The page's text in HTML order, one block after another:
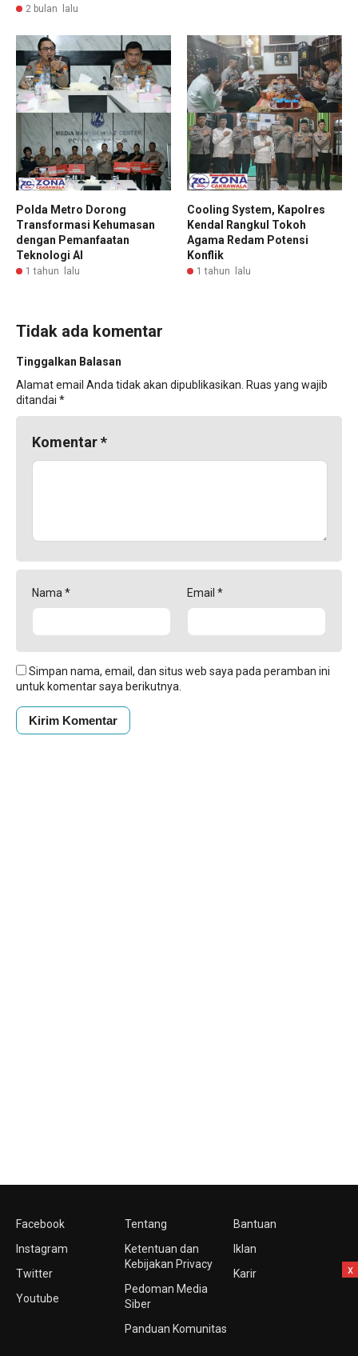
2 bulan lalu
Polda Metro Dorong
Transformasi Kehumasan
dengan Pemanfaatan
Teknologi AI
1 tahun lalu
Cooling System, Kapolres
Kendal Rangkul Tokoh
Agama Redam Potensi
Konflik
1 tahun lalu
Tidak ada komentar
Tinggalkan Balasan
Alamat email Anda tidak akan dipublikasikan. Ruas yang wajib
ditandai *
Komentar*
Nama * Email *
Simpan nama, email, dan situs web saya pada peramban ini
untuk komentar saya berikutnya.
Facebook
Instagram
Twitter
Youtube
Tentang
Ketentuan dan
Kebijakan Privacy
Pedoman Media
Siber
Panduan Komunitas
Bantuan
Iklan
Karir
x